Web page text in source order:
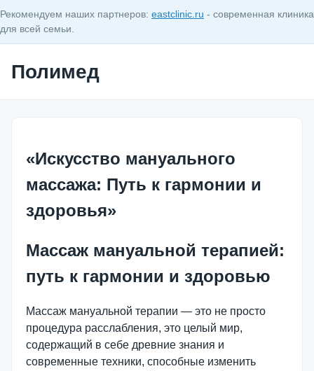
Рекомендуем наших партнеров: eastclinic.ru - современная клиника
для всей семьи.
Полимед
«Искусство мануального
массажа: Путь к гармонии и
здоровья»
Массаж мануальной терапией:
путь к гармонии и здоровью
Массаж мануальной терапии — это не просто
процедура расслабления, это целый мир,
содержащий в себе древние знания и
современные техники, способные изменить